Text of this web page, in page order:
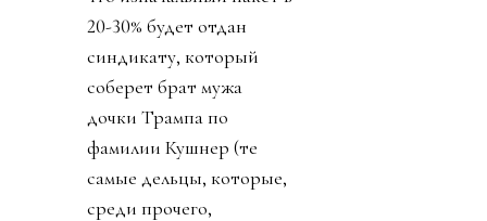
20-30% будет отдан
синдикату, который
соберет брат мужа
дочки Трампа по
фамилии Кушнер (те
самые дельцы, которые,
среди прочего,